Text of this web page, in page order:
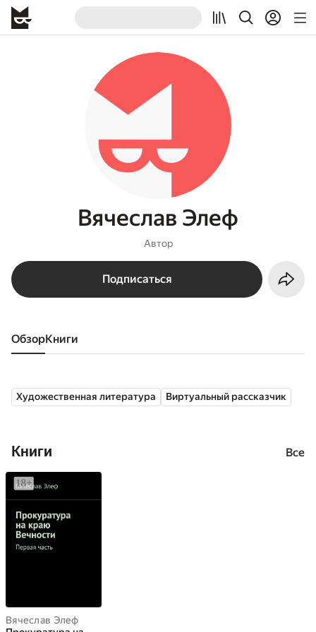
Вячеслав Элеф
Автор
Подписаться
Обзор книги
Художественная литература Виртуальный рассказчик
Книги Все
Вячеслав Элеф